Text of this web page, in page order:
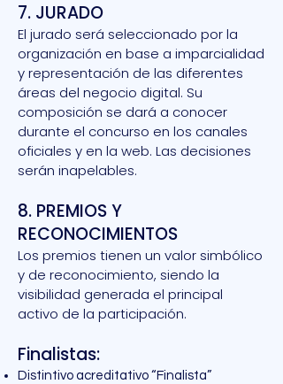
7. JURADO
El jurado será seleccionado por la
organización en base a imparcialidad
y representación de las diferentes
áreas del negocio digital. Su
composición se dará a conocer
durante el concurso en los canales
oficiales y en la web. Las decisiones
serán inapelables.
8. PREMIOS Y
RECONOCIMIENTOS
Los premios tienen un valor simbólico
y de reconocimiento, siendo la
visibilidad generada el principal
activo de la participación.
Finalistas:
Distintivo acreditativo “Finalista”